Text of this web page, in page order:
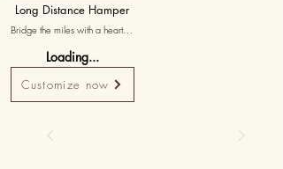
Long Distance Hamper
Bridge the miles with a heartfelt
distance bonds strong. This
thoughtful gift includes
personalized keepsakes to
celebrate love, friendship, and
matter how far apart you are.
Loading...
Customize now